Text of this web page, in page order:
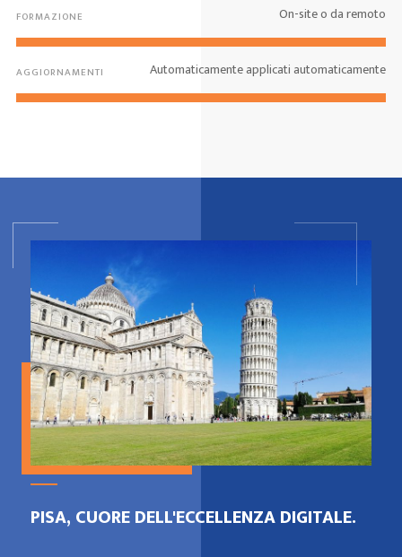
FORMAZIONE On-site o da remoto
AGGIORNAMENTI Automaticamente applicati automaticamente
PISA, CUORE DELL'ECCELLENZA DIGITALE.